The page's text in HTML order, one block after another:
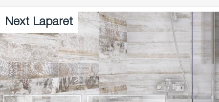
Next Laparet